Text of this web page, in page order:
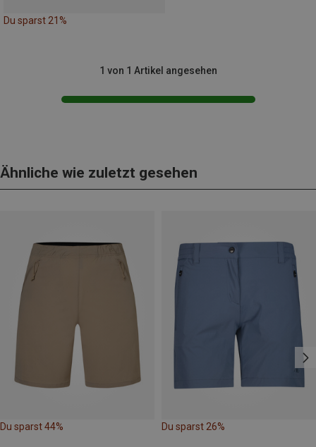
Du sparst 21%
1 von 1 Artikel angesehen
Ähnliche wie zuletzt gesehen
Du sparst 44% Du sparst 26%